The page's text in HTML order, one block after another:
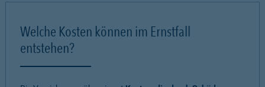
Welche Kosten können im Ernstfall
entstehen?